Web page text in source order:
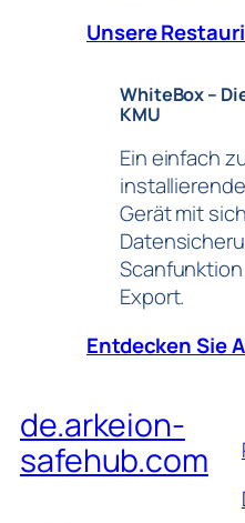
Unsere
WhiteBox –
KMU
Ein einfach
Gerät mit
Export.
Entdecken Sie
de.arkeion-
safehub.com